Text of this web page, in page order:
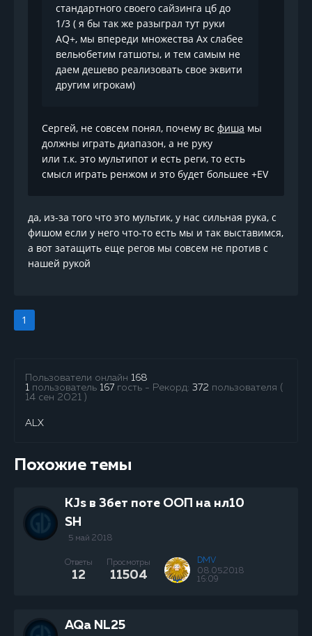
стандартного своего сайзинга цб до
1/3 ( я бы так же разыграл тут руки
AQ+, мы впереди множества Ах слабее
вельюбетим гатшоты, и тем самым не
даем дешево реализовать свое эквити
другим игрокам)
Сергей, не совсем понял, почему вс фиша мы
должны играть диапазон, а не руку
или т.к. это мультипот и есть реги, то есть
смысл играть ренжом и это будет большее +EV
да, из-за того что это мультик, у нас сильная рука, с
фишом если у него что-то есть мы и так выставимся,
а вот затащить еще регов мы совсем не против с
нашей рукой
1
Пользователи онлайн 168
1 пользователь 167 гость - Рекорд: 372 пользователя (
14 сен 2021 )
ALX
Похожие темы
KJs в 3бет поте ООП на нл10
SH
5 май 2018
Ответы
12
Просмотры
11504
DMV
08.05.2018
16:09
AQa NL25